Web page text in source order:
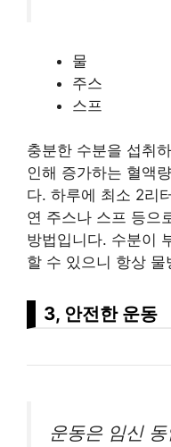
물
주스
스프
충분한 수분을 섭취
인해 증가하는 혈액
다. 하루에 최소 2리
연 주스나 스프 등으
방법입니다. 수분이
할 수 있으니 항상
3, 안전한 운동
운동은 임신